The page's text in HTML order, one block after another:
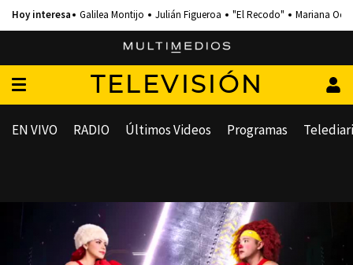
Galilea Montijo Julián Figueroa "El Recodo" Mariana
TELEVISIÓN
EN VIVO RADIO Últimos Videos Programas